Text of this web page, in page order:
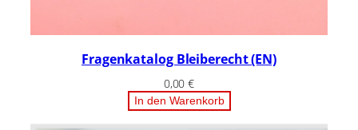
Fragenkatalog Bleiberecht (EN)
0,00€
In den Warenkorb